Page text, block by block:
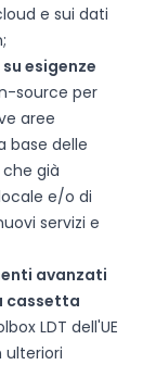
e sui dati
esigenze
source per
aree
base delle
già
e/o di
servizi e
avanzati
cassetta
LDT dell'UE
ulteriori